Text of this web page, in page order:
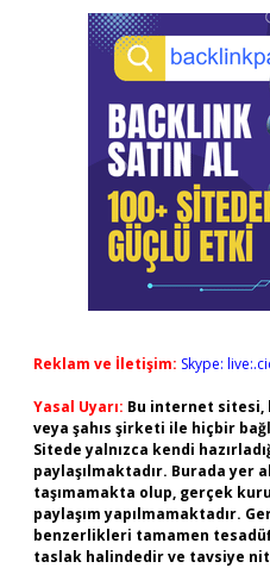
Reklam ve İletişim: Skype:
Yasal Uyarı: Bu internet sitesi,
veya şahıs şirketi ile hiçbir
Sitede yalnızca kendi
paylaşılmaktadır. Burada
taşımamakta olup, gerçek
paylaşım yapılmamaktadır.
benzerlikleri tamamen
taslak halindedir ve tavsiye